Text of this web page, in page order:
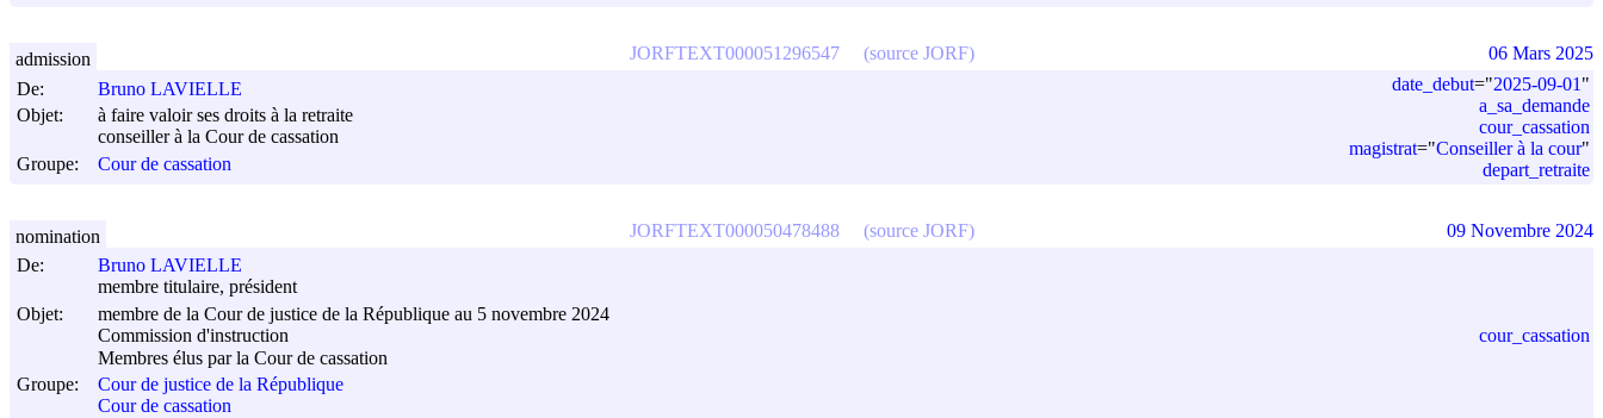
De:
Bruno LAVIELLE
Objet:
à faire valoir ses droits à la retraite
conseiller à la Cour de cassation
Groupe:
Cour de cassation
date_debut="2025-09-01 "
a_sa_demande
cour_cassation
magistrat="Conseiller à la cour"
depart_retraite
JORFTEXT000051296547 (source JORF)
admission 06 Mars 2025
De:
Bruno LAVIELLE
membre titulaire, président
Objet:
membre de la Cour de justice de la République au 5 novembre 2024
Commission d'instruction
Membres élus par la Cour de cassation
Groupe:
Cour de justice de la République
Cour de cassation
cour_cassation
JORFTEXT000050478488 (source JORF)
nomination 09 Novembre 2024